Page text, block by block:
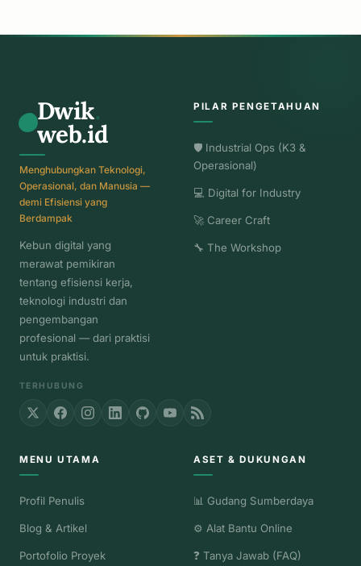
Dwik.
web.id
Menghubungkan Teknologi,
Operasional, dan Manusia —
demi Efisiensi yang
Berdampak
Kebun digital yang
merawat pemikiran
tentang efisiensi kerja,
teknologi industri dan
pengembangan
profesional — dari praktisi
untuk praktisi.
TERHUBUNG
PILAR PENGETAHUAN
🛡️ Industrial Ops (K3 &
Operasional)
💻 Digital for Industry
🚀 Career Craft
🔧 The Workshop
MENU UTAMA
Profil Penulis
Blog & Artikel
Portofolio Proyek
ASET & DUKUNGAN
📊 Gudang Sumberdaya
⚙️ Alat Bantu Online
❓ Tanya Jawab (FAQ)